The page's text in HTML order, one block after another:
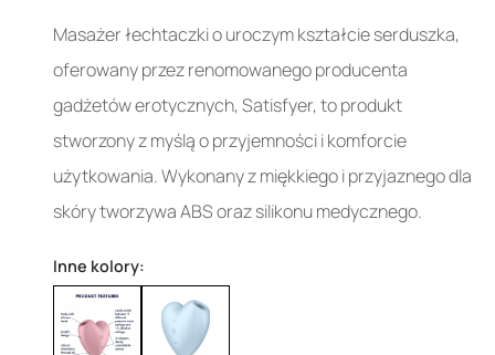
Masażer łechtaczki o uroczym kształcie serduszka,
oferowany przez renomowanego producenta
gadżetów erotycznych, Satisfyer, to produkt
stworzony z myślą o przyjemności i komforcie
użytkowania. Wykonany z miękkiego i przyjaznego dla
skóry tworzywa ABS oraz silikonu medycznego.
Inne kolory: